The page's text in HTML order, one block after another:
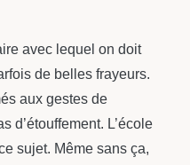
avec lequel on doit
de belles frayeurs.
aux gestes de
d’étouffement. L’école
sujet. Même sans ça,